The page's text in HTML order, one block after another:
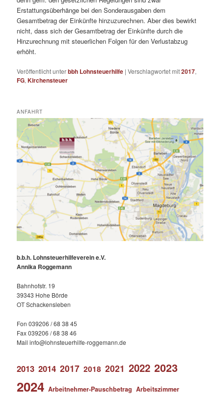
Erstattungsüberhänge bei den Sonderausgaben dem
Gesamtbetrag der Einkünfte hinzuzurechnen. Aber dies bewirkt
nicht, dass sich der Gesamtbetrag der Einkünfte durch die
Hinzurechnung mit steuerlichen Folgen für den Verlustabzug
erhöht.
Veröffentlicht unterbbh Lohnsteuerhilfe |Verschlagwortet mit2017,
FG,Kirchensteuer
ANFAHRT
b.b.h. Lohnsteuerhilfeverein e.V.
Annika Roggemann
Bahnhofstr. 19
39343 Hohe Börde
OT Schackensleben
Fon 039206 / 68 38 45
Fax 039206 / 68 38 46
Mail info@lohnsteuerhilfe-roggemann.de
2013 2014 2017 2018 2021 2022 2023
2024 Arbeitnehmer-Pauschbetrag Arbeitszimmer